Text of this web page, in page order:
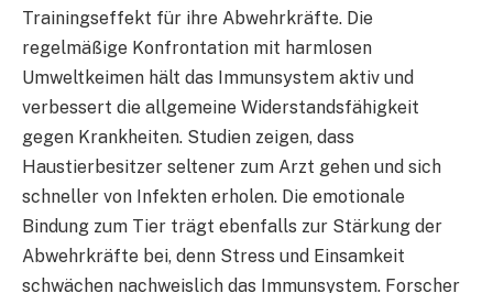
Trainingseffekt für ihre Abwehrkräfte. Die
regelmäßige Konfrontation mit harmlosen
Umweltkeimen hält das Immunsystem aktiv und
verbessert die allgemeine Widerstandsfähigkeit
gegen Krankheiten. Studien zeigen, dass
Haustierbesitzer seltener zum Arzt gehen und sich
schneller von Infekten erholen. Die emotionale
Bindung zum Tier trägt ebenfalls zur Stärkung der
Abwehrkräfte bei, denn Stress und Einsamkeit
schwächen nachweislich das Immunsystem. Forscher